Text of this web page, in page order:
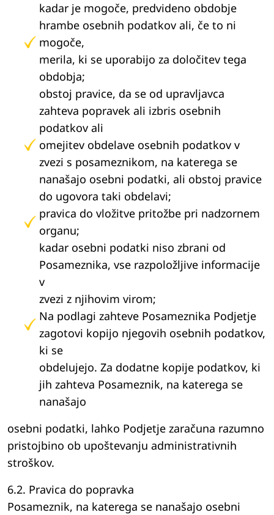
kadar je mogoče, predvideno obdobje
hrambe osebnih podatkov ali, če to ni
mogoče,
merila, ki se uporabijo za določitev tega
obdobja;
obstoj pravice, da se od upravljavca
zahteva popravek ali izbris osebnih
podatkov ali
omejitev obdelave osebnih podatkov v
zvezi s posameznikom, na katerega se
nanašajo osebni podatki, ali obstoj pravice
do ugovora taki obdelavi;
pravica do vložitve pritožbe pri nadzornem
organu;
kadar osebni podatki niso zbrani od
Posameznika, vse razpoložljive informacije
v
zvezi z njihovim virom;
Na podlagi zahteve Posameznika Podjetje
zagotovi kopijo njegovih osebnih podatkov,
ki se
obdelujejo. Za dodatne kopije podatkov, ki
jih zahteva Posameznik, na katerega se
nanašajo
osebni podatki, lahko Podjetje zaračuna razumno
pristojbino ob upoštevanju administrativnih
stroškov.
6.2. Pravica do popravka
Posameznik, na katerega se nanašajo osebni